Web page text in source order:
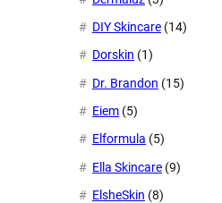
DIY Skincare (14)
Dorskin (1)
Dr. Brandon (15)
Eiem (5)
Elformula (5)
Ella Skincare (9)
ElsheSkin (8)